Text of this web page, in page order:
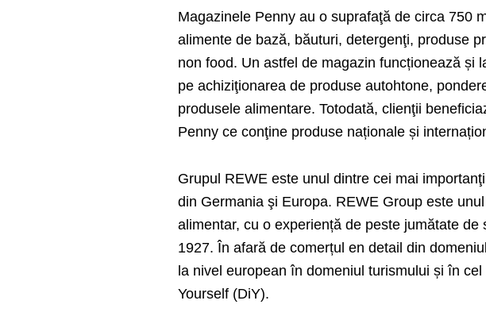
Magazinele Penny au o suprafaţă de circa 750
alimente de bază, băuturi, detergenţi, produse
non food. Un astfel de magazin funcționează și
pe achiziţionarea de produse autohtone,
produsele alimentare. Totodată, clienţii
Penny ce conţine produse naționale și
Grupul REWE este unul dintre cei mai
din Germania şi Europa. REWE Group este
alimentar, cu o experiență de peste jumătate
1927. În afară de comerțul en detail din
la nivel european în domeniul turismului și în
Yourself (DiY).